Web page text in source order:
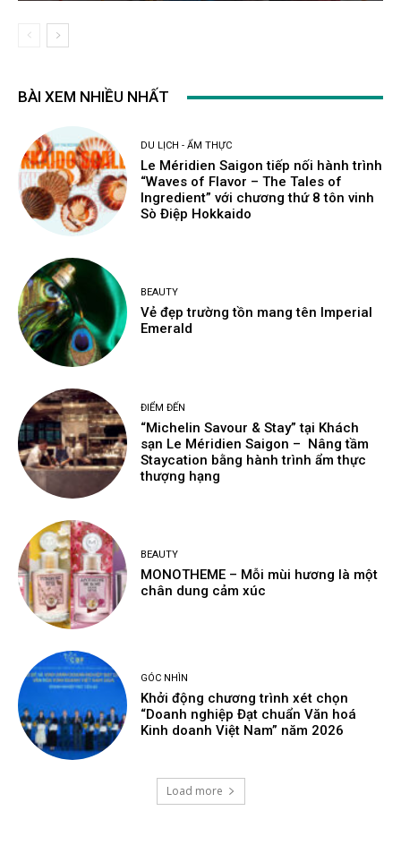
BÀI XEM NHIỀU NHẤT
DU LỊCH - ẨM THỰC
Le Méridien Saigon tiếp nối hành trình
“Waves of Flavor – The Tales of
Ingredient” với chương thứ 8 tôn vinh
Sò Điệp Hokkaido
BEAUTY
Vẻ đẹp trường tồn mang tên Imperial
Emerald
ĐIỂM ĐẾN
“Michelin Savour & Stay” tại Khách
sạn Le Méridien Saigon – Nâng tầm
Staycation bằng hành trình ẩm thực
thượng hạng
BEAUTY
MONOTHEME – Mỗi mùi hương là một
chân dung cảm xúc
GÓC NHÌN
Khởi động chương trình xét chọn
“Doanh nghiệp Đạt chuẩn Văn hoá
Kinh doanh Việt Nam” năm 2026
Load more